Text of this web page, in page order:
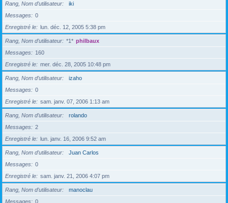
Rang, Nom d’utilisateur
iki
Messages
0
Enregistré le
lun. déc. 12, 2005 5:38 pm
Rang, Nom d’utilisateur *1* philbaux
Messages
160
Enregistré le
mer. déc. 28, 2005 10:48 pm
Rang, Nom d’utilisateur
izaho
Messages
0
Enregistré le
sam. janv. 07, 2006 1:13 am
Rang, Nom d’utilisateur
rolando
Messages
2
Enregistré le
lun. janv. 16, 2006 9:52 am
Rang, Nom d’utilisateur
Juan Carlos
Messages
0
Enregistré le
sam. janv. 21, 2006 4:07 pm
Rang, Nom d’utilisateur
manoclau
Messages
0